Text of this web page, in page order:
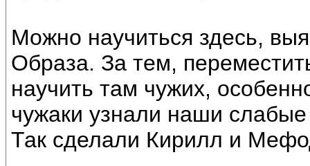
Можно научиться здесь,
Образа. За тем,
научить там чужих,
чужаки узнали наши
Так сделали Кирилл и